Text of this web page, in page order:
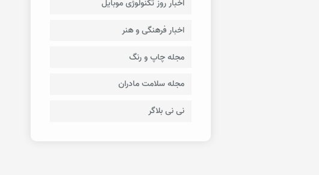
اخبار روز تکنولوژی موبایل
اخبار فرهنگی و هنر
مجله چاپ و رنگ
مجله سلامت مادران
نی نی بلاگر